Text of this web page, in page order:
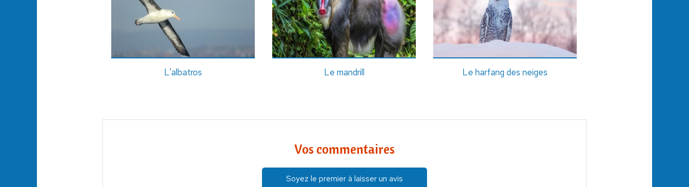
L'albatros Le mandrill Le harfang des neiges
Vos commentaires
Soyez le premier à laisser un avis